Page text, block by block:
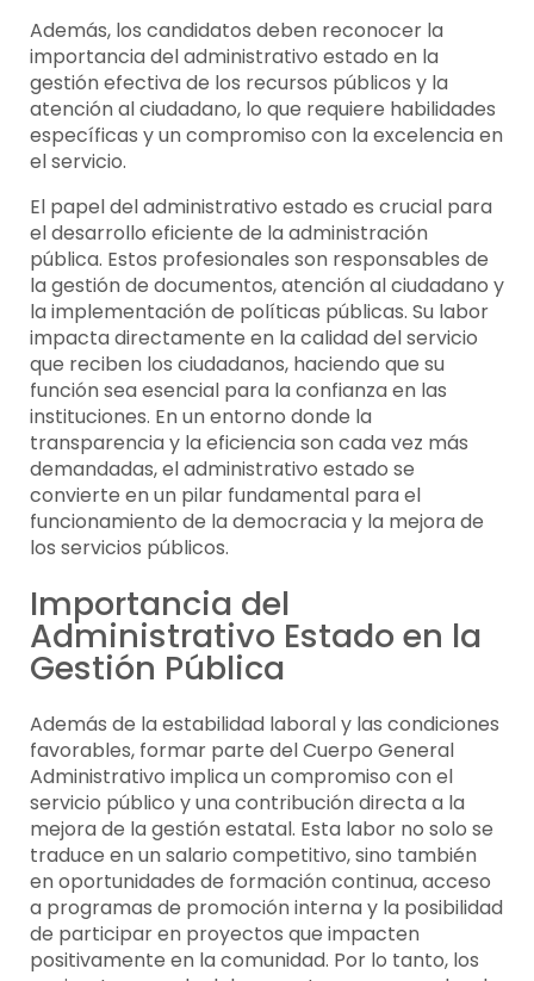
Además, los candidatos deben reconocer la
importancia del administrativo estado en la
gestión efectiva de los recursos públicos y la
atención al ciudadano, lo que requiere habilidades
específicas y un compromiso con la excelencia en
el servicio.
El papel del administrativo estado es crucial para
el desarrollo eficiente de la administración
pública. Estos profesionales son responsables de
la gestión de documentos, atención al ciudadano y
la implementación de políticas públicas. Su labor
impacta directamente en la calidad del servicio
que reciben los ciudadanos, haciendo que su
función sea esencial para la confianza en las
instituciones. En un entorno donde la
transparencia y la eficiencia son cada vez más
demandadas, el administrativo estado se
convierte en un pilar fundamental para el
funcionamiento de la democracia y la mejora de
los servicios públicos.
Importancia del
Administrativo Estado en la
Gestión Pública
Además de la estabilidad laboral y las condiciones
favorables, formar parte del Cuerpo General
Administrativo implica un compromiso con el
servicio público y una contribución directa a la
mejora de la gestión estatal. Esta labor no solo se
traduce en un salario competitivo, sino también
en oportunidades de formación continua, acceso
a programas de promoción interna y la posibilidad
de participar en proyectos que impacten
positivamente en la comunidad. Por lo tanto, los